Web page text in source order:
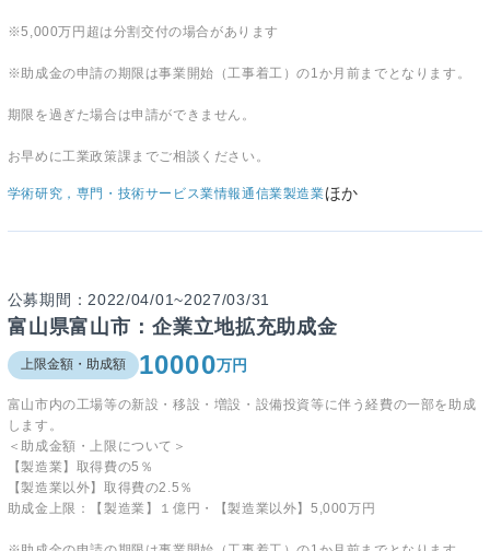
※5,000万円超は分割交付の場合があります
※助成金の申請の期限は事業開始（工事着工）の1か月前までとなります。
期限を過ぎた場合は申請ができません。
お早めに工業政策課までご相談ください。
学術研究，専門・技術サービス業情報通信業製造業ほか
公募期間：2022/04/01~2027/03/31
富山県富山市：企業立地拡充助成金
上限金額・助成額 10000万円
富山市内の工場等の新設・移設・増設・設備投資等に伴う経費の一部を助成
します。
＜助成金額・上限について＞
【製造業】取得費の5 ％
【製造業以外】取得費の2.5 ％
助成金上限：
【製造業】 １億円・ 【製造業以外】 5,000万円